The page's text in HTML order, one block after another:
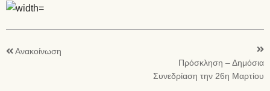
Ανακοίνωση
Πρόσκληση – Δημόσια
Συνεδρίαση την 26η Μαρτίου